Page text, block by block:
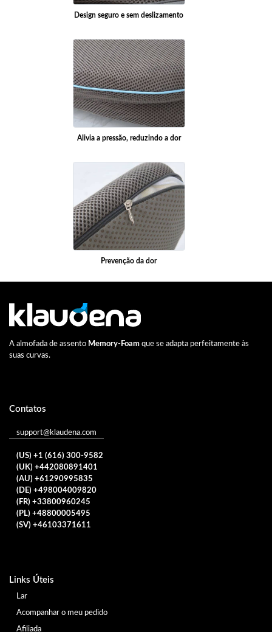
Design seguro e sem deslizamento
Alivia a pressão, reduzindo a dor
Prevenção da dor
A almofada de assento Memory-Foam que se adapta perfeitamente às
suas curvas.
Contatos
support@klaudena.com
(US) +1 (616) 300-9582
(UK) +442080891401
(AU) +61290995835
(DE) +498004009820
(FR) +33800960245
(PL) +48800005495
(SV) +46103371611
Links Úteis
Lar
Acompanhar o meu pedido
Afiliada